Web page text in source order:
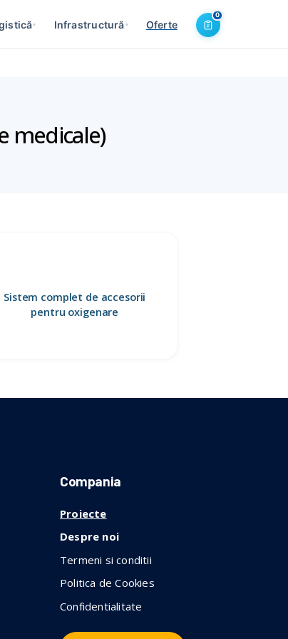
▾ Infrastructură ▾ Oferte
0
medicale)
Sistem complet de accesorii
pentru oxigenare
Compania
Proiecte
Despre noi
Termeni si conditii
Politica de Cookies
Confidentialitate